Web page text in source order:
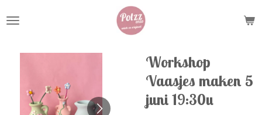
direct
Workshop
Vaasjes maken 5
juni 19:30u